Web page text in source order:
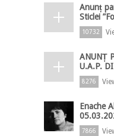
Anunț
Sticlei
10732
ANUNȚ
U.A.P.
8276
Enache
7866